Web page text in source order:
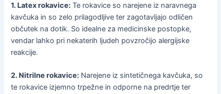
1. Latex rokavice: Te rokavice so narejene iz naravnega
kavčuka in so zelo prilagodljive ter zagotavljajo odličen
občutek na dotik. So idealne za medicinske postopke,
vendar lahko pri nekaterih ljudeh povzročijo alergijske
reakcije.
2. Nitrilne rokavice: Narejene iz sintetičnega kavčuka, so
te rokavice izjemno trpežne in odporne na predrtje ter